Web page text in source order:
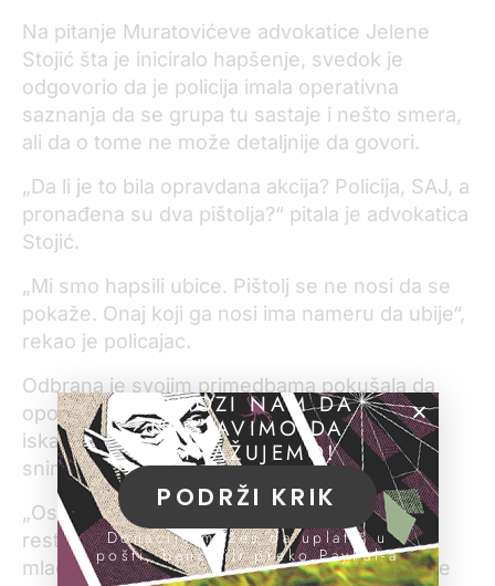
Na pitanje Muratovićeve advokatice Jelene
Stojić šta je iniciralo hapšenje, svedok je
odgovorio da je policija imala operativna
saznanja da se grupa tu sastaje i nešto smera,
ali da o tome ne može detaljnije da govori.
„Da li je to bila opravdana akcija? Policija, SAJ, a
pronađena su dva pištolja?“ pitala je advokatica
Stojić.
„Mi smo hapsili ubice. Pištolj se ne nosi da se
pokaže. Onaj koji ga nosi ima nameru da ubije“,
rekao je policajac.
Odbrana je svojim primedbama pokušala da
opovrgne svedočenje policajca tvrdeći da je
iskaz prilagođavao onome što se vidi na
snimku.
„Ostalo je nejasno kad je svedok ušao u
restoran. Ispričao je da je ušao i zatekao
mladiće za stolom, ali se svedok ne pojavljuje
POMOZI NAM DA
NASTAVIMO DA
ISTRAŽUJEMO!
PODRŽI KRIK
Donacije možeš da uplatiš u
pošti, banci ili preko PayPal-a